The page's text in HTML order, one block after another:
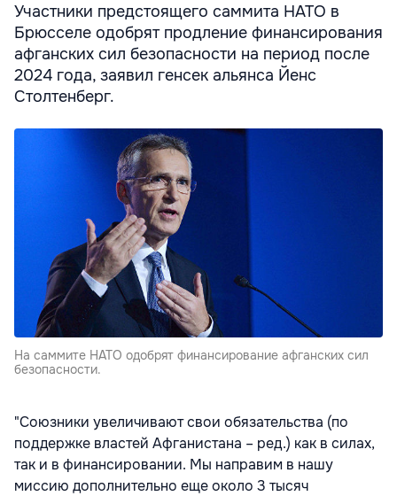
Участники предстоящего саммита НАТО в
Брюсселе одобрят продление финансирования
афганских сил безопасности на период после
2024 года, заявил генсек альянса Йенс
Столтенберг.
На саммите НАТО одобрят финансирование афганских сил
безопасности.
"Союзники увеличивают свои обязательства (по
поддержке властей Афганистана – ред.) как в силах,
так и в финансировании. Мы направим в нашу
миссию дополнительно еще около 3 тысяч